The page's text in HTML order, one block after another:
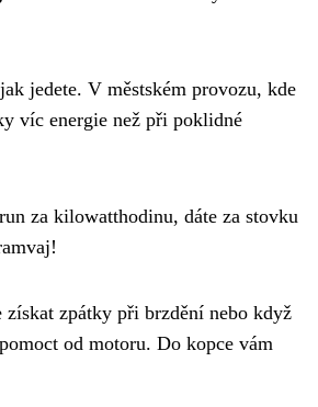
jedete. V městském provozu, kde
víc energie než při poklidné
za kilowatthodinu, dáte za stovku
získat zpátky při brzdění nebo když
od motoru. Do kopce vám